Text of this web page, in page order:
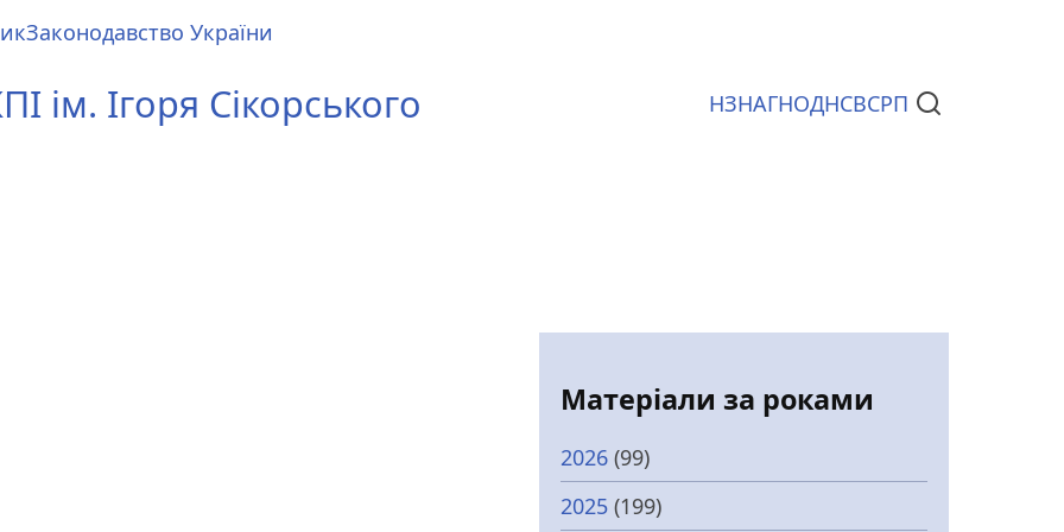
Законодавство України
ім. Ігоря Сікорського Документи
НЗНАГНОДНСВСРП
Матеріали за роками
2026 (99)
2025 (199)